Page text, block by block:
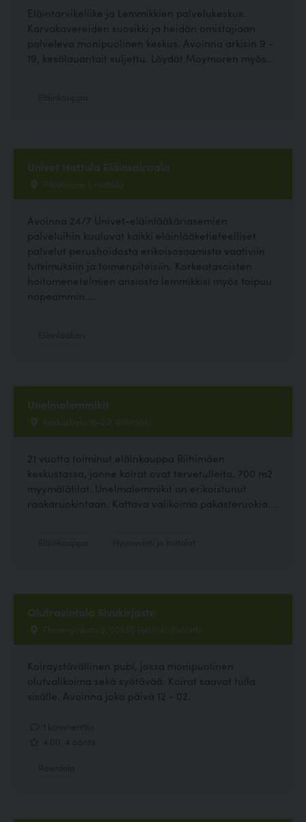
Eläintarvikeliike ja Lemmikkien palvelukeskus.
Karvakavereiden suosikki ja heidän omistajiaan
palveleva monipuolinen keskus. Avoinna arkisin 9 -
19, kesälauantait suljettu. Löydät Moymoren myös...
Univet Hattula Eläinsairaala
Päivärinne 1, Hattula
Avoinna 24/7 Univet-eläinlääkäriasemien
palveluihin kuuluvat kaikki eläinlääketieteelliset
palvelut perushoidosta erikoisosaamista vaativiin
tutkimuksiin ja toimenpiteisiin. Korkeatasoisten
hoitomenetelmien ansiosta lemmikkisi myös toipuu
nopeammin....
Unelmalemmikit
Keskuskatu 18-20, Riihimäki
21 vuotta toiminut eläinkauppa Riihimäen
keskustassa, jonne koirat ovat tervetulleita. 700 m2
myymälätilat. Unelmalemmikit on erikoistunut
raakaruokintaan. Kattava valikoima pakasteruokia....
Olutravintola Sivukirjasto
Fleminginkatu 5, 00530 Helsinki, Helsinki
Koiraystävällinen pubi, jossa monipuolinen
olutvalikoima sekä syötävää. Koirat saavat tulla
sisälle. Avoinna joka päivä 12 - 02.